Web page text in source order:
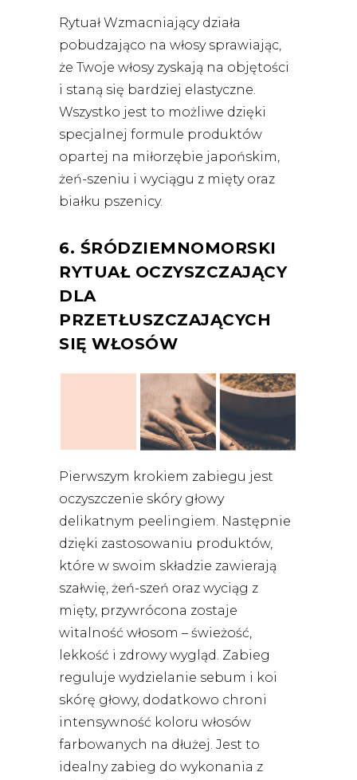
Rytuał Wzmacniający działa
pobudzająco na włosy sprawiając,
że Twoje włosy zyskają na objętości
i staną się bardziej elastyczne.
Wszystko jest to możliwe dzięki
specjalnej formule produktów
opartej na miłorzębie japońskim,
żeń-szeniu i wyciągu z mięty oraz
białku pszenicy.
6. ŚRÓDZIEMNOMORSKI
RYTUAŁ OCZYSZCZAJĄCY
DLA
PRZETŁUSZCZAJĄCYCH
SIĘ WŁOSÓW
Pierwszym krokiem zabiegu jest
oczyszczenie skóry głowy
delikatnym peelingiem. Następnie
dzięki zastosowaniu produktów,
które w swoim składzie zawierają
szałwię, żeń-szeń oraz wyciąg z
mięty, przywrócona zostaje
witalność włosom – świeżość,
lekkość i zdrowy wygląd. Zabieg
reguluje wydzielanie sebum i koi
skórę głowy, dodatkowo chroni
intensywność koloru włosów
farbowanych na dłużej. Jest to
idealny zabieg do wykonania z